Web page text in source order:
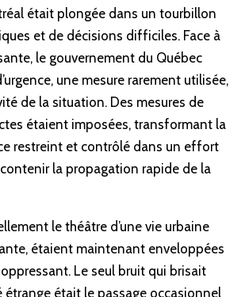
était plongée dans un tourbillon
et de décisions difficiles. Face à
le gouvernement du Québec
une mesure rarement utilisée,
de la situation. Des mesures de
étaient imposées, transformant la
restreint et contrôlé dans un effort
la propagation rapide de la
le théâtre d’une vie urbaine
étaient maintenant enveloppées
Le seul bruit qui brisait
était le passage occasionnel